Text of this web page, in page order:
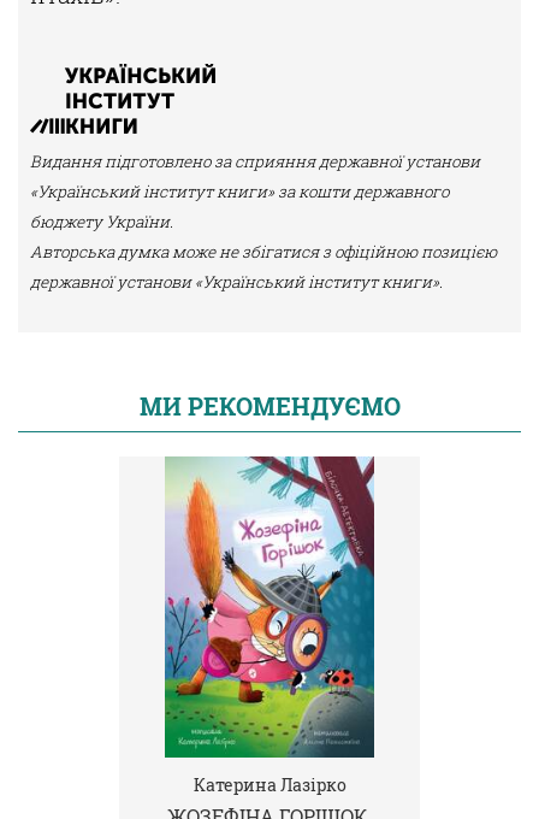
Видання підготовлено за сприяння державної установи
«Український інститут книги» за кошти державного
бюджету України.
Авторська думка може не збігатися з офіційною позицією
державної установи «Український інститут книги».
МИ РЕКОМЕНДУЄМО
Катерина Лазірко